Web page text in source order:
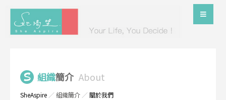
組織簡介 About
SheAspire ／組織簡介 ／關於我們